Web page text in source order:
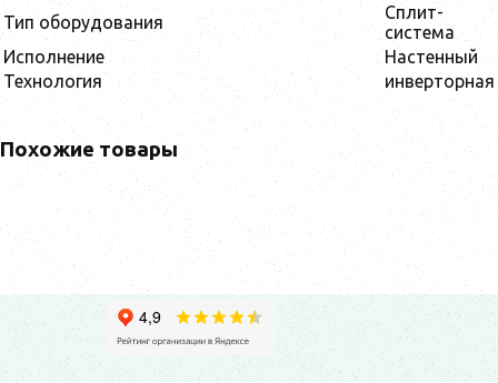
Тип оборудования
Сплит-
система
Исполнение
Настенный
Технология
инверторная
Похожие товары